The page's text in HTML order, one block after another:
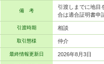
備 考
引渡しまでに地目
合は適合証明書申
引渡時期 相談
取引態様 仲介
最終情報更新日 2026年8月3日